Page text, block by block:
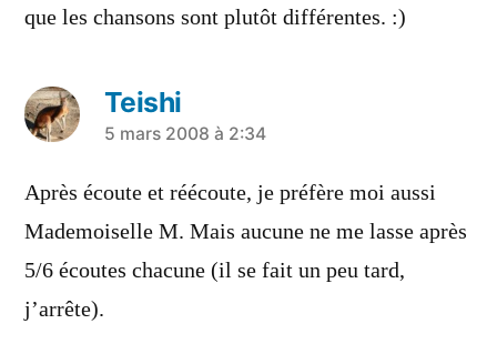
que les chansons sont plutôt différentes. :)
Teishi
a
dit :
5 mars 2008 à 2:34
Après écoute et réécoute, je préfère moi aussi
Mademoiselle M. Mais aucune ne me lasse après
5/6 écoutes chacune (il se fait un peu tard,
j’arrête).